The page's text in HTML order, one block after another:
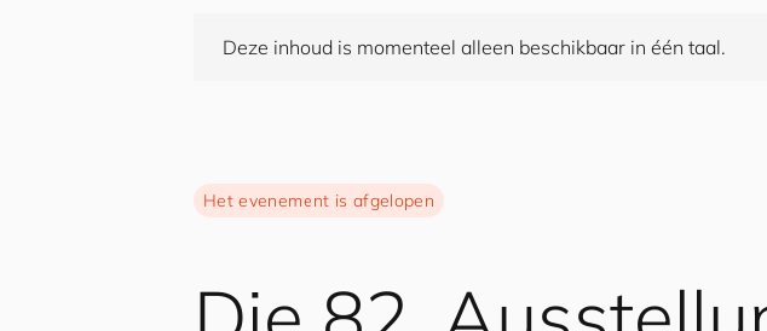
Deze inhoud is momenteel alleen beschikbaar in één taal.
Het evenement is afgelopen